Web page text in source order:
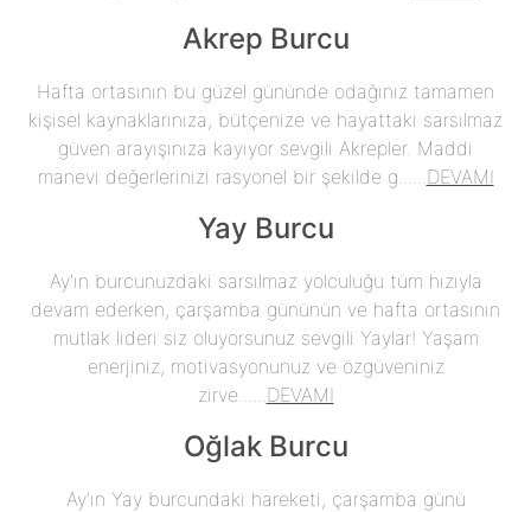
Akrep Burcu
Hafta ortasının bu güzel gününde odağınız tamamen
kişisel kaynaklarınıza, bütçenize ve hayattaki sarsılmaz
güven arayışınıza kayıyor sevgili Akrepler. Maddi
manevi değerlerinizi rasyonel bir şekilde g...... DEVAMI
Yay Burcu
Ay'ın burcunuzdaki sarsılmaz yolculuğu tüm hızıyla
devam ederken, çarşamba gününün ve hafta ortasının
mutlak lideri siz oluyorsunuz sevgili Yaylar! Yaşam
enerjiniz, motivasyonunuz ve özgüveniniz
zirve...... DEVAMI
Oğlak Burcu
Ay'ın Yay burcundaki hareketi, çarşamba günü